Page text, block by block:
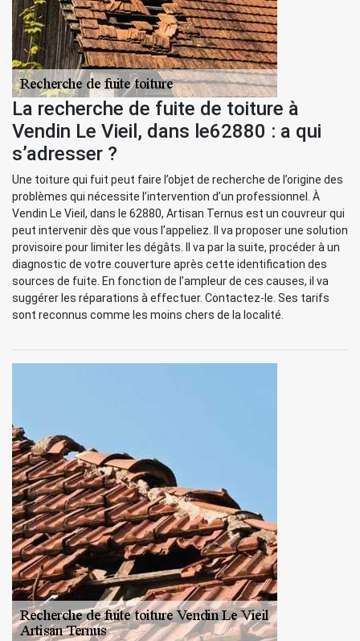
La recherche de fuite de toiture à
Vendin Le Vieil, dans le62880 : a qui
s’adresser ?
Une toiture qui fuit peut faire l’objet de recherche de l’origine des
problèmes qui nécessite l’intervention d’un professionnel. À
Vendin Le Vieil, dans le 62880, Artisan Ternus est un couvreur qui
peut intervenir dès que vous l’appeliez. Il va proposer une solution
provisoire pour limiter les dégâts. Il va par la suite, procéder à un
diagnostic de votre couverture après cette identification des
sources de fuite. En fonction de l’ampleur de ces causes, il va
suggérer les réparations à effectuer. Contactez-le. Ses tarifs
sont reconnus comme les moins chers de la localité.